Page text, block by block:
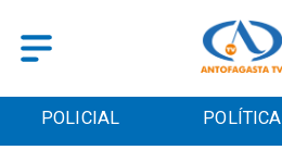
POLICIAL POLÍTICA